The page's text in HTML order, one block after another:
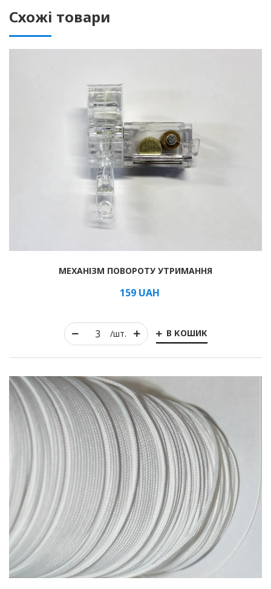
Рулонні
Горизонтальні жалюзі
Вертикальні
Римські
Схожі товари
/шт. В КОШИК
МЕХАНІЗМ ПОВОРОТУ УТРИМАННЯ
159 UAH